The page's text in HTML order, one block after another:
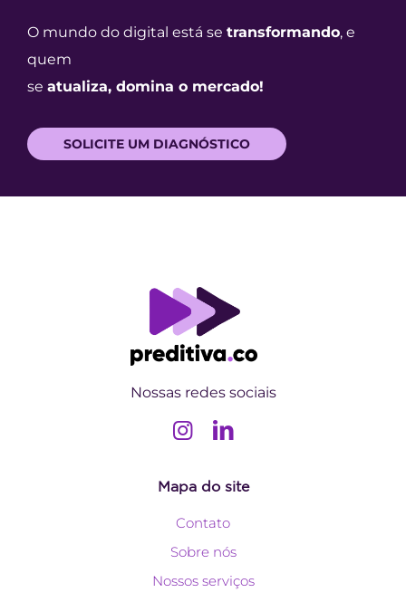
O mundo do digital está se transformando, e
quem
se atualiza, domina o mercado!
SOLICITE UM DIAGNÓSTICO
Nossas redes sociais
Mapa do site
Contato
Sobre nós
Nossos serviços